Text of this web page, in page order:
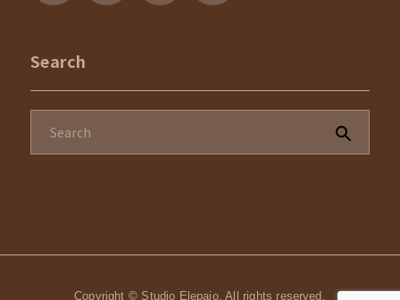
Search
Copyright © Studio Elepaio. All rights reserved.